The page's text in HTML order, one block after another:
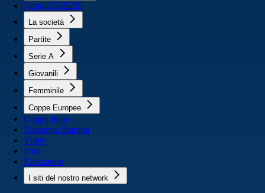
Napoli 2025/26
La società
Partite
Serie A
Giovanili
Femminile
Coppe Europee
Coppa Italia
Rassegna Stampa
Video
Foto
Redazione
I siti del nostro network